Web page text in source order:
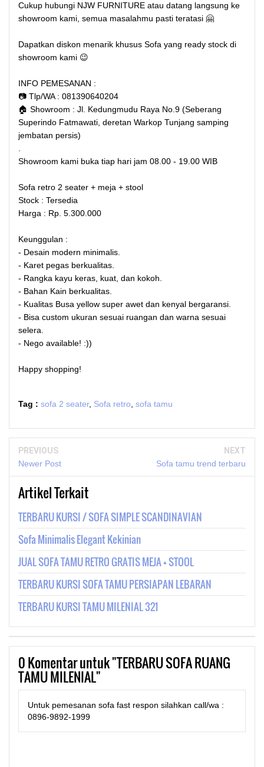
Cukup hubungi NJW FURNITURE atau datang langsung ke
showroom kami, semua masalahmu pasti teratasi 🤗
Dapatkan diskon menarik khusus Sofa yang ready stock di
showroom kami 😉
INFO PEMESANAN :
📷 Tlp/WA : 081390640204
🏠 Showroom : Jl. Kedungmudu Raya No.9 (Seberang
Superindo Fatmawati, deretan Warkop Tunjang samping
jembatan persis)
Showroom kami buka tiap hari jam 08.00 - 19.00 WIB
Sofa retro 2 seater + meja + stool
Stock : Tersedia
Harga : Rp. 5.300.000
Keunggulan :
- Desain modern minimalis.
- Karet pegas berkualitas.
- Rangka kayu keras, kuat, dan kokoh.
- Bahan Kain berkualitas.
- Kualitas Busa yellow super awet dan kenyal bergaransi.
- Bisa custom ukuran sesuai ruangan dan warna sesuai
selera.
- Nego available! :))
Happy shopping!
Tag : sofa 2 seater, Sofa retro sofa tamu
PREVIOUS
Newer Post
NEXT
Sofa tamu trend terbaru
Artikel Terkait
TERBARU KURSI / SOFA SIMPLE SCANDINAVIAN
Sofa Minimalis Elegant Kekinian
JUAL SOFA TAMU RETRO GRATIS MEJA + STOOL
TERBARU KURSI SOFA TAMU PERSIAPAN LEBARAN
TERBARU KURSI TAMU MILENIAL 321
0Komentar untuk "TERBARU SOFA RUANG
TAMU MILENIAL"
Untuk pemesanan sofa fast respon silahkan call/wa :
0896-9892-1999